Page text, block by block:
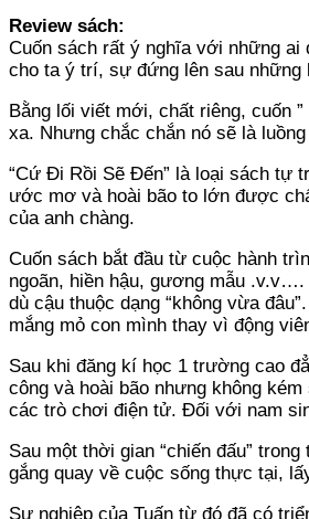
Review sách:
Cuốn sách rất ý nghĩa với những
cho ta ý trí, sự đứng lên sau những
Bằng lối viết mới, chất riêng, cuốn
xa. Nhưng chắc chắn nó sẽ là
“Cứ Đi Rồi Sẽ Đến” là loại sách tự
ước mơ và hoài bão to lớn được
của anh chàng.
Cuốn sách bắt đầu từ cuộc hành
ngoãn, hiền hậu, gương mẫu
dù cậu thuộc dạng “không vừa
mắng mỏ con mình thay vì động
Sau khi đăng kí học 1 trường cao
công và hoài bão nhưng không
các trò chơi điện tử. Đối với nam
Sau một thời gian “chiến đấu”
gắng quay về cuộc sống thực tại,
Sự nghiệp của Tuấn từ đó đã có